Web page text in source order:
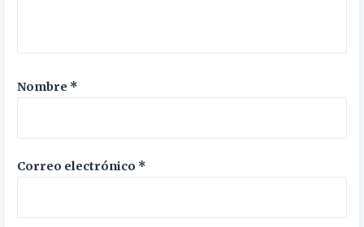
Nombre *
Correo electrónico *